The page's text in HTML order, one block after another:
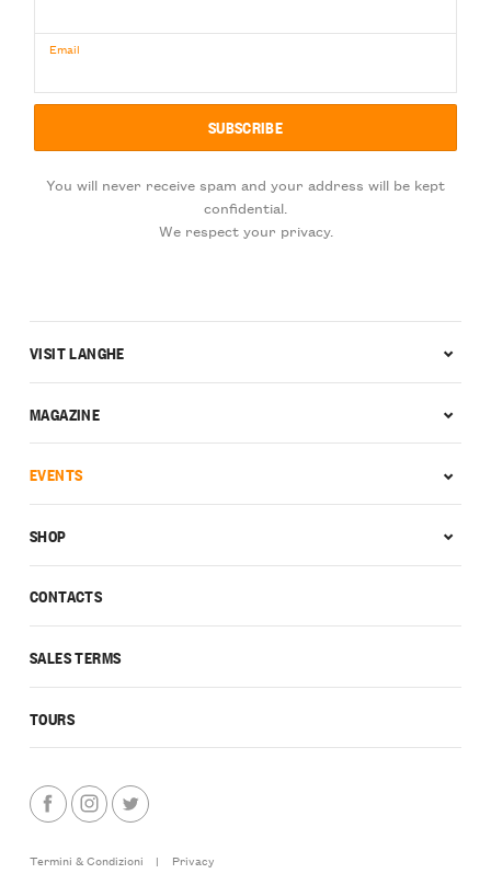
Email
You will never receive spam and your address will be kept
confidential.
We respect your privacy.
CONTACTS
SALES TERMS
TOURS
VISIT LANGHE
MAGAZINE
EVENTS
SHOP
Termini & Condizioni |
Privacy